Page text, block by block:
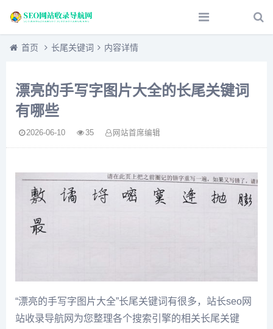
首页 长尾关键词 内容详情
漂亮的手写字图片大全的长尾关键词
有哪些
2026-06-10 35 网站首席编辑
“漂亮的手写字图片大全”长尾关键词有很多，站长seo网
站收录导航网为您整理各个搜索引擎的相关长尾关键